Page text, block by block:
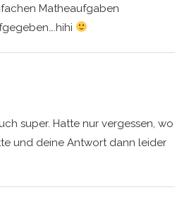
Matheaufgaben
super. Hatte nur vergessen, wo
und deine Antwort dann leider